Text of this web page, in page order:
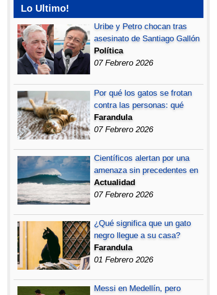
Lo Ultimo!
Uribe y Petro chocan tras
asesinato de Santiago Gallón
Política
07 Febrero 2026
Por qué los gatos se frotan
contra las personas: qué
Farandula
07 Febrero 2026
Científicos alertan por una
amenaza sin precedentes en
Actualidad
07 Febrero 2026
¿Qué significa que un gato
negro llegue a su casa?
Farandula
01 Febrero 2026
Messi en Medellín, pero